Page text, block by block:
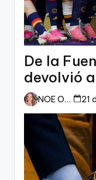
De la
devolvió
del mundo
NOE ORTIZ 21